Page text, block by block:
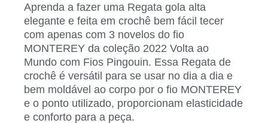
Aprenda a fazer uma Regata gola alta
elegante e feita em crochê bem fácil tecer
com apenas com 3 novelos do fio
MONTEREY da coleção 2022 Volta ao
Mundo com Fios Pingouin. Essa Regata de
crochê é versátil para se usar no dia a dia e
bem moldável ao corpo por o fio MONTEREY
e o ponto utilizado, proporcionam elasticidade
e conforto para a peça.